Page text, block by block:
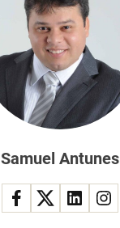
Samuel Antunes